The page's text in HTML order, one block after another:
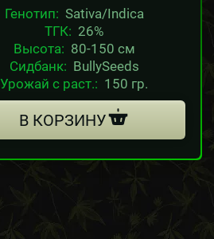
Генотип: Sativa/Indica
ТГК: 26%
Высота: 80-150 см
Сидбанк: BullySeeds
Урожай с раст.: 150 гр.
В КОРЗИНУ